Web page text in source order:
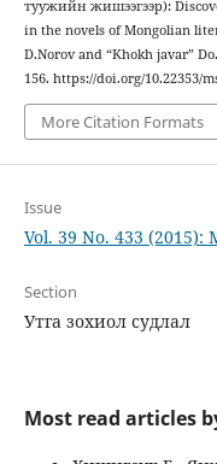
туужийн жишээгээр):
in the novels of Mongolian
D.Norov and “Khokh javar”
156. https://doi.org/10.22353/
More Citation Formats
Issue
Vol. 39 No. 433 (2015):
Section
Утга зохиол судлал
Most read articles